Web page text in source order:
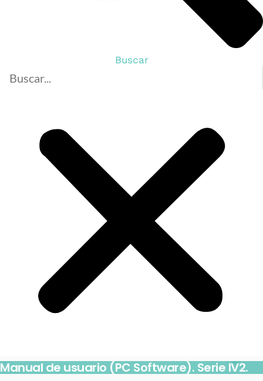
Buscar
Manual de usuario (PC Software). Serie IV2.